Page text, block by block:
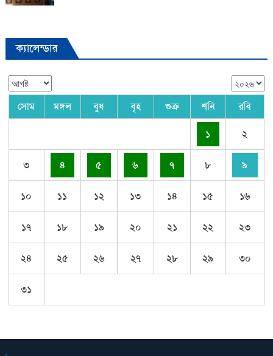
ক্যালেন্ডার
সোম মঙ্গল বুধ বৃহ শুক্র শনি রবি
১ ২
৩ ৪ ৫ ৬ ৭ ৮ ৯
১০ ১১ ১২ ১৩ ১৪ ১৫ ১৬
১৭ ১৮ ১৯ ২০ ২১ ২২ ২৩
২৪ ২৫ ২৬ ২৭ ২৮ ২৯ ৩০
৩১